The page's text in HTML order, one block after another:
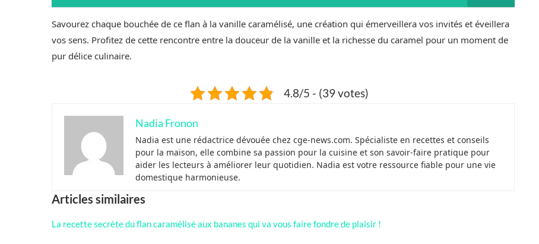
Savourez chaque bouchée de ce flan à la vanille caramélisé, une création qui émerveillera vos invités et éveillera
vos sens. Profitez de cette rencontre entre la douceur de la vanille et la richesse du caramel pour un moment de
pur délice culinaire.
4.8/5 - (39 votes)
Nadia Fronon
Nadia est une rédactrice dévouée chez cge-news.com. Spécialiste en recettes et conseils
pour la maison, elle combine sa passion pour la cuisine et son savoir-faire pratique pour
aider les lecteurs à améliorer leur quotidien. Nadia est votre ressource fiable pour une vie
domestique harmonieuse.
Articles similaires
La recette secrète du flan caramélisé aux bananes qui va vous faire fondre de plaisir !